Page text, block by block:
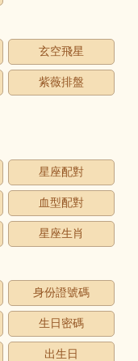
玄空飛星
紫薇排盤
星座配對
血型配對
星座生肖
身份證號碼
生日密碼
出生日